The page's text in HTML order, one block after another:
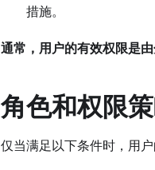
措施。
通常，用户的有效权限是
角色和权限
仅当满足以下条件时，用